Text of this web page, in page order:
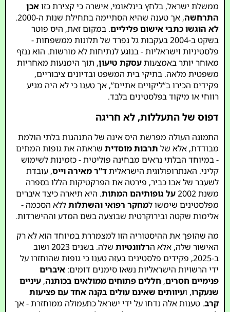
ממשלת ישראל, בלחץ בינלאומי, אישרה כי קצירת כזואכן
התרחשה, אך טענה שהיא הסתיימה בתחילת שנות ה-2000.
לא הוגשו כתבי אישום פליליים. במקום זאת, היס פוטר
בשקט ב-2004 בעקבות גל נפרד של תלונות ממשפחות -
פלסטיניות וישראליות - בנוגע לנתיחות לא מורשות. הוא ננזף
מאוחר יותר באמצעותעסקת טיעון, תוך הימנעות מאחריות
משפטית מלאה. בתיקי בית המשפט ובדיונים ציבוריים,
פקידים הכירו ב”ליקויים אתיים”, אך טענו כי לא היה מניע
רווחי או מיקוד בפלסטינים בלבד.
דפוס של התעללות, לא חריגה
התמונה העולה מפרשת היס אינה של התנהגות בלתי הולמת
מבודדת, אלא של תרבות מוסדית שראתה את גופות המתים
- במיוחד הבלתי נראים מבחינה פוליטית - כזמינות לשימוש
קליני. האנתרופולוגית הישראליתד”ר מאירה וייס, עובדת
לשעבר של אבו כביר, פירטה את הפרקטיקות הללו בספרה
משנת 2002
על גופותיהם המתות. היא תיארה כיצד איברים
מפלסטינים שימשו למחקר רפואי והשתלותללא הסכמה -
אלימות שקטה ובירוקרטית שבוצעה בשם המדע וההישרדות.
מה שהופך את ההיסטוריה הזו למצמררת במיוחד הוא לא רק
האישור שלה, אלא הרלוונטיות
שלה. בשנים 2023 ושוב
ב-2025, פקידים פלסטינים בעזה טענו כי גופות שהוחזרו על
ידי הרשויות הישראליות נשאו סימנים דומים:איברים
פנימיים חסרים, חללים פתוחים ממולאים בכותנה,עיניים
שנעקרו, ועיוותים שאינם עולים בקנה אחד עם פציעות
קרב. טענות אלה נדחו על ידי ישראל כתעמולה ממוחזרת - אך